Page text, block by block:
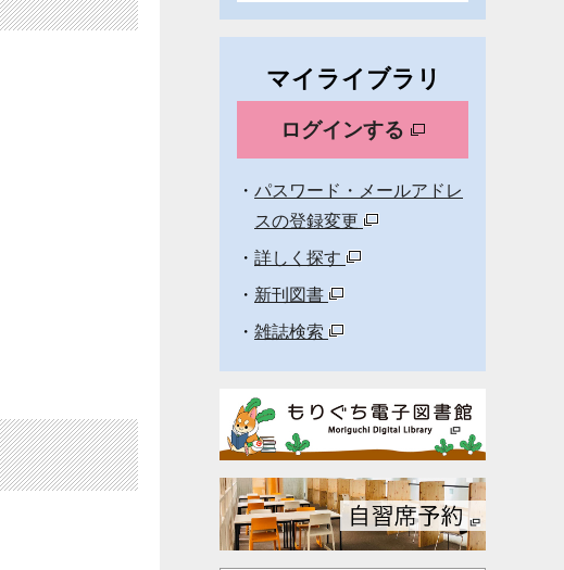
マイライブラリ
ログインする
パスワード・メールアドレ
スの登録変更
詳しく探す
新刊図書
雑誌検索